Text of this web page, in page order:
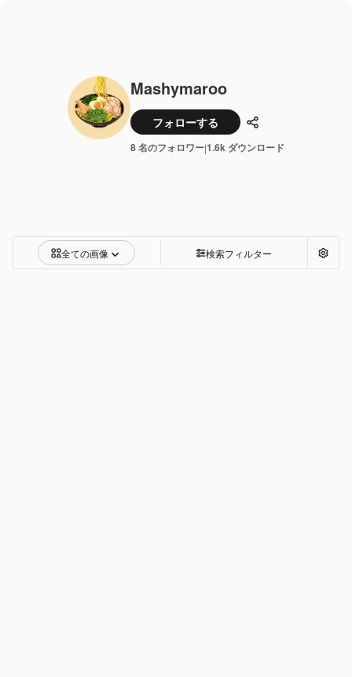
Mashymaroo
フォローする 共有
8 名のフォロワー|1.6k ダウンロード
全ての画像 検索フィルター